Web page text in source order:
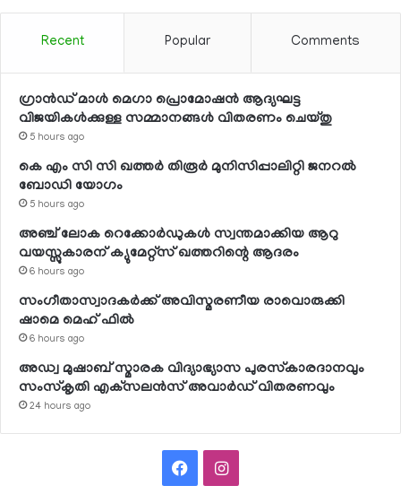
Recent Popular Comments
ഗ്രാന്‍ഡ് മാള്‍ മെഗാ പ്രൊമോഷന്‍ ആദ്യഘട്ട
വിജയികള്‍ക്കുള്ള സമ്മാനങ്ങള്‍ വിതരണം ചെയ്തു
5 hours ago
കെ എം സി സി ഖത്തര്‍ തിരൂര്‍ മുനിസിപ്പാലിറ്റി ജനറല്‍
ബോഡി യോഗം
5 hours ago
അഞ്ച് ലോക റെക്കോര്‍ഡുകള്‍ സ്വന്തമാക്കിയ ആറു
വയസ്സുകാരന് ക്യുമേറ്റ്‌സ് ഖത്തറിന്റെ ആദരം
6 hours ago
സംഗീതാസ്വാദകര്‍ക്ക് അവിസ്മരണീയ രാവൊരുക്കി
ഷാമെ മെഹ് ഫില്‍
6 hours ago
അഡ്വ മുഷാബ് സ്മാരക വിദ്യാഭ്യാസ പുരസ്‌കാരദാനവും
സംസ്‌കൃതി എക്‌സലന്‍സ് അവാര്‍ഡ് വിതരണവും
24 hours ago
FacebookInstagram